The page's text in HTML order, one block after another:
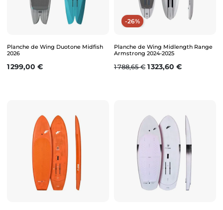
Planche de Wing Duotone Midfish
2026
Prix
1 299,00 €
-26%
Planche de Wing Midlength Range
Armstrong 2024-2025
Prix de base
1 788,65 € Prix
1 323,60 €